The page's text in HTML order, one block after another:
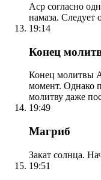
Аср согласно
намаза. Следует
19:14
Конец
Конец молитвы
момент. Однако
молитву даже
19:49
Магриб
Закат солнца.
19:51